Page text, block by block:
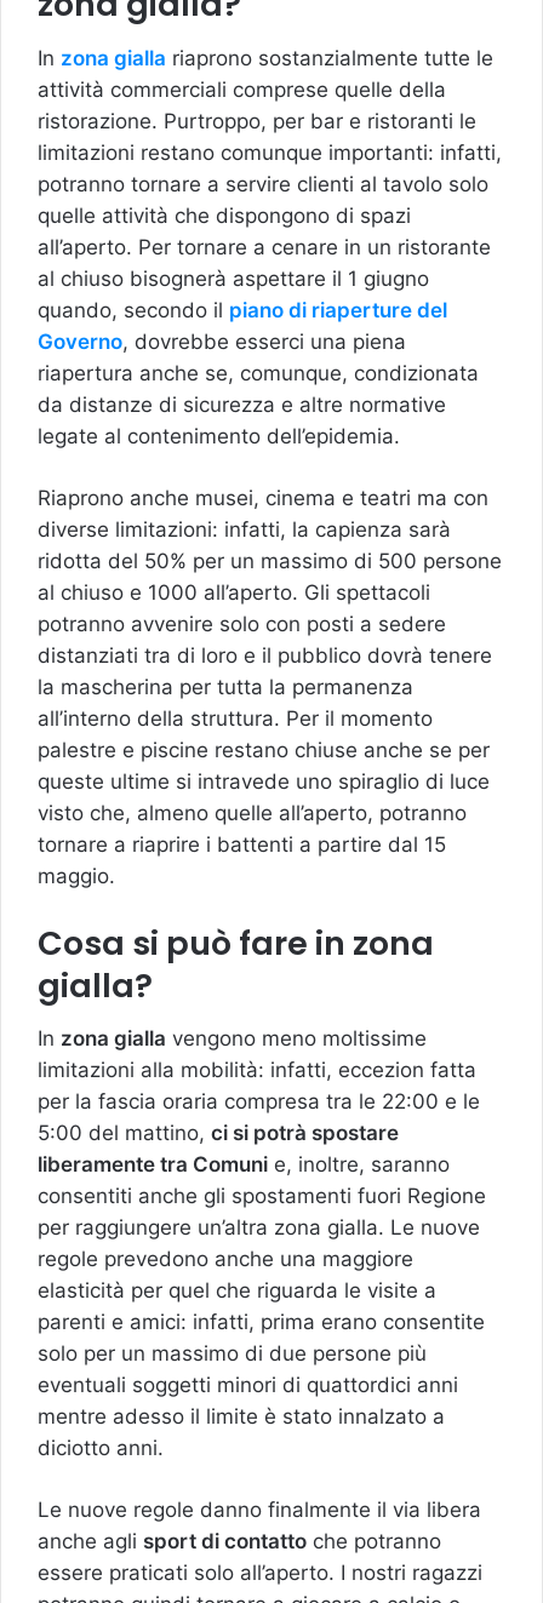
In zona gialla riaprono sostanzialmente tutte le
attività commerciali comprese quelle della
ristorazione. Purtroppo, per bar e ristoranti le
limitazioni restano comunque importanti: infatti,
potranno tornare a servire clienti al tavolo solo
quelle attività che dispongono di spazi
all’aperto. Per tornare a cenare in un ristorante
al chiuso bisognerà aspettare il 1 giugno
quando, secondo il piano di riaperture del
Governo, dovrebbe esserci una piena
riapertura anche se, comunque, condizionata
da distanze di sicurezza e altre normative
legate al contenimento dell’epidemia.
Riaprono anche musei, cinema e teatri ma con
diverse limitazioni: infatti, la capienza sarà
ridotta del 50% per un massimo di 500 persone
al chiuso e 1000 all’aperto. Gli spettacoli
potranno avvenire solo con posti a sedere
distanziati tra di loro e il pubblico dovrà tenere
la mascherina per tutta la permanenza
all’interno della struttura. Per il momento
palestre e piscine restano chiuse anche se per
queste ultime si intravede uno spiraglio di luce
visto che, almeno quelle all’aperto, potranno
tornare a riaprire i battenti a partire dal 15
maggio.
Cosa si può fare in zona
gialla?
In zona gialla vengono meno moltissime
limitazioni alla mobilità: infatti, eccezion fatta
per la fascia oraria compresa tra le 22:00 e le
5:00 del mattino, ci si potrà spostare
liberamente tra Comuni e, inoltre, saranno
consentiti anche gli spostamenti fuori Regione
per raggiungere un’altra zona gialla. Le nuove
regole prevedono anche una maggiore
elasticità per quel che riguarda le visite a
parenti e amici: infatti, prima erano consentite
solo per un massimo di due persone più
eventuali soggetti minori di quattordici anni
mentre adesso il limite è stato innalzato a
diciotto anni.
Le nuove regole danno finalmente il via libera
anche agli sport di contatto che potranno
essere praticati solo all’aperto. I nostri ragazzi